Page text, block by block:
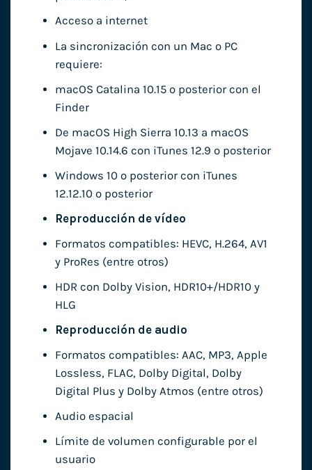
Acceso a internet
La sincronización con un Mac o PC
requiere:
macOS Catalina 10.15 o posterior con el
Finder
De macOS High Sierra 10.13 a macOS
Mojave 10.14.6 con iTunes 12.9 o posterior
Windows 10 o posterior con iTunes
12.12.10 o posterior
Reproducción de vídeo
Formatos compatibles: HEVC, H.264, AV1
y ProRes (entre otros)
HDR con Dolby Vision, HDR10+/HDR10 y
HLG
Reproducción de audio
Formatos compatibles: AAC, MP3, Apple
Lossless, FLAC, Dolby Digital, Dolby
Digital Plus y Dolby Atmos (entre otros)
Audio espacial
Límite de volumen configurable por el
usuario